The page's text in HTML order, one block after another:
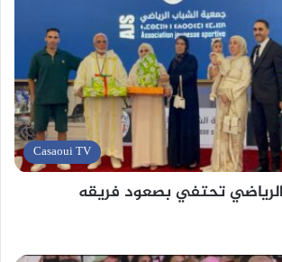
Casaoui TV
تحتفي بصعود فريقه